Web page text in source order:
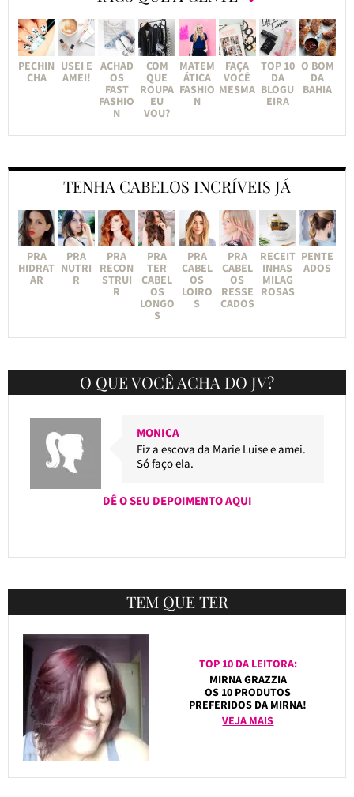
PECHIN
CHA
USEI E
AMEI!
ACHAD
OS
FAST
FASHIO
N
COM
QUE
ROUPA
EU
VOU?
MATEM
ÁTICA
FASHIO
N
FAÇA
VOCÊ
MESMA
TOP 10
DA
BLOGU
EIRA
O BOM
DA
BAHIA
TENHA CABELOS INCRÍVEIS JÁ
PRA
HIDRAT
AR
PRA
NUTRI
R
PRA
RECON
STRUI
R
PRA
TER
CABEL
OS
LONGO
S
PRA
CABEL
OS
LOIRO
S
PRA
CABEL
OS
RESSE
CADOS
RECEIT
INHAS
MILAG
ROSAS
PENTE
ADOS
O QUE VOCÊ ACHA DO JV?
MONICA
Fiz a escova da Marie Luise e amei.
Só faço ela.
DÊ O SEU DEPOIMENTO AQUI
TEM QUE TER
TOP 10 DA LEITORA:
MIRNA GRAZZIA
OS 10 PRODUTOS
PREFERIDOS DA MIRNA!
VEJA MAIS